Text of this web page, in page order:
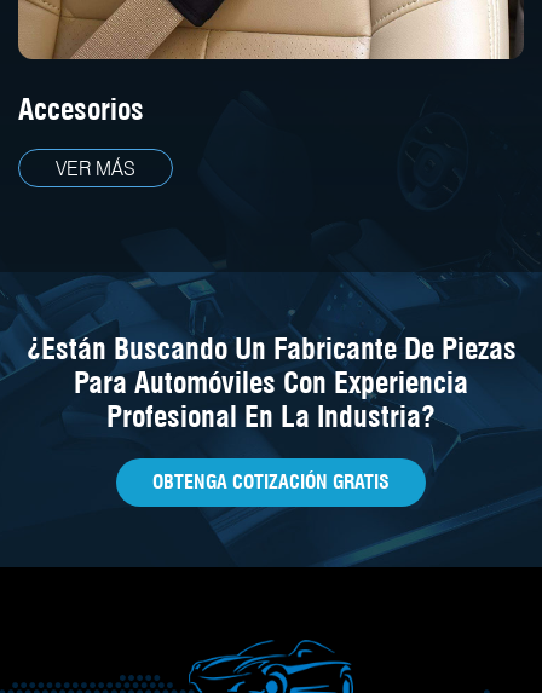
Accesorios
VER MÁS
¿Están Buscando Un Fabricante De Piezas
Para Automóviles Con Experiencia
Profesional En La Industria?
OBTENGA COTIZACIÓN GRATIS